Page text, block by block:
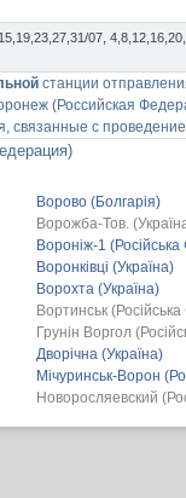
07,
станции
(Российская
с
Ворово (Болгарія)
Ворожба-Тов.
Вороніж-1
Воронківці (Україна)
Ворохта (Україна)
Вортинськ
Грунін Воргол
Дворічна (Україна)
Мічуринськ-Ворон
Новоросляевский